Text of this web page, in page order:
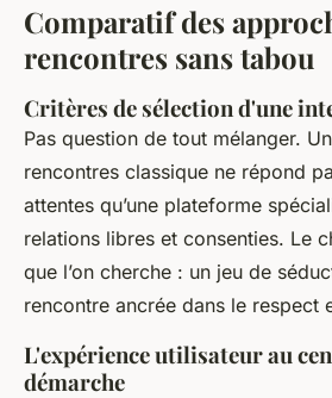
Comparatif des
rencontres sans tabou
Critères de sélection d'une
Pas question de tout mélanger.
rencontres classique ne répond
attentes qu’une plateforme
relations libres et consenties. Le
que l’on cherche : un jeu de
rencontre ancrée dans le respect
L'expérience utilisateur au
démarche